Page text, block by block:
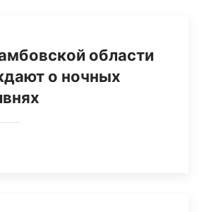
области
о ночных